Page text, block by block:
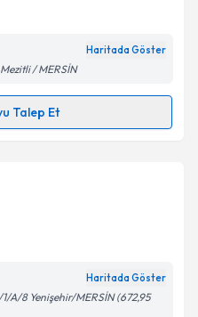
ilişkin
verilerimin belirtilen
Gönder
Haritada Göster
/ MERSİN
Talep Et
takvimi talebi
randevu almanız için bir
ile bilgilendireceğiz.
Haritada Göster
A/8 Yenişehir/MERSİN (672,95